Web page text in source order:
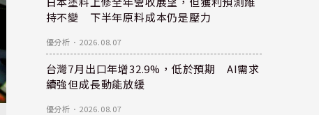
持不變 下半年原料成本仍是壓力
優分析 ． 2026.08.07
台灣7月出口年增32.9%，低於預期 AI需求
續強但成長動能放緩
優分析 ． 2026.08.07